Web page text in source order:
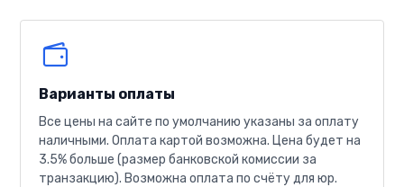
Варианты оплаты
Все цены на сайте по умолчанию указаны за оплату
наличными. Оплата картой возможна. Цена будет на
3.5% больше (размер банковской комиссии за
транзакцию). Возможна оплата по счёту для юр.